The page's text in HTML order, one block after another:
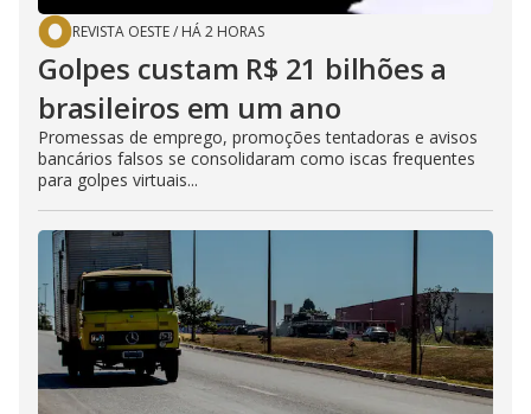
REVISTA OESTE/ HÁ 2 HORAS
Golpes custam R$ 21 bilhões a
brasileiros em um ano
Promessas de emprego, promoções tentadoras e avisos
bancários falsos se consolidaram como iscas frequentes
para golpes virtuais...